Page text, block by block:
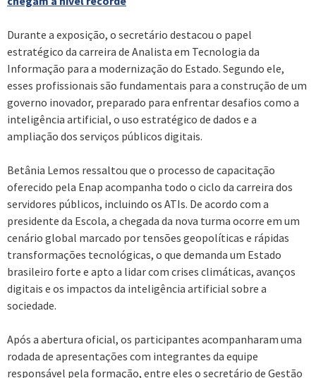
Durante a exposição, o secretário destacou o papel
estratégico da carreira de Analista em Tecnologia da
Informação para a modernização do Estado. Segundo ele,
esses profissionais são fundamentais para a construção de um
governo inovador, preparado para enfrentar desafios como a
inteligência artificial, o uso estratégico de dados e a
ampliação dos serviços públicos digitais.
Betânia Lemos ressaltou que o processo de capacitação
oferecido pela Enap acompanha todo o ciclo da carreira dos
servidores públicos, incluindo os ATIs. De acordo com a
presidente da Escola, a chegada da nova turma ocorre em um
cenário global marcado por tensões geopolíticas e rápidas
transformações tecnológicas, o que demanda um Estado
brasileiro forte e apto a lidar com crises climáticas, avanços
digitais e os impactos da inteligência artificial sobre a
sociedade.
Após a abertura oficial, os participantes acompanharam uma
rodada de apresentações com integrantes da equipe
responsável pela formação, entre eles o secretário de Gestão